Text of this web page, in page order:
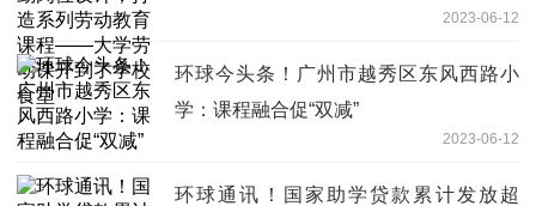
2023-06-12
环球今头条！广州市越秀区东风西路小
学：课程融合促“双减”
2023-06-12
环球通讯！国家助学贷款累计发放超